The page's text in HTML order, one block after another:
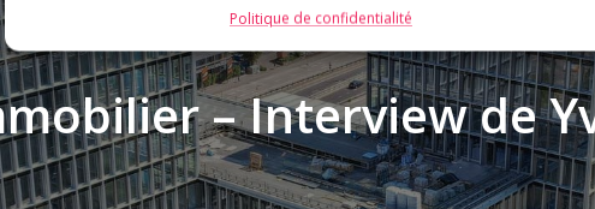
Politique de confidentialité
– Interview de